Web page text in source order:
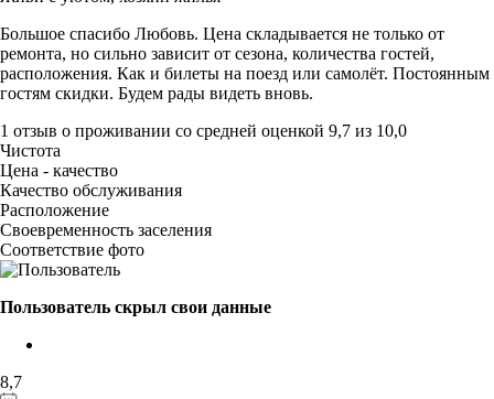
Большое спасибо Любовь. Цена складывается не только от
ремонта, но сильно зависит от сезона, количества гостей,
расположения. Как и билеты на поезд или самолёт. Постоянным
гостям скидки. Будем рады видеть вновь.
1 отзыв о проживании со средней оценкой 9,7 из 10,0
Чистота
Цена - качество
Качество обслуживания
Расположение
Своевременность заселения
Соответствие фото
Пользователь скрыл свои данные
8,7